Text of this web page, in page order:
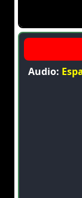
Audio: